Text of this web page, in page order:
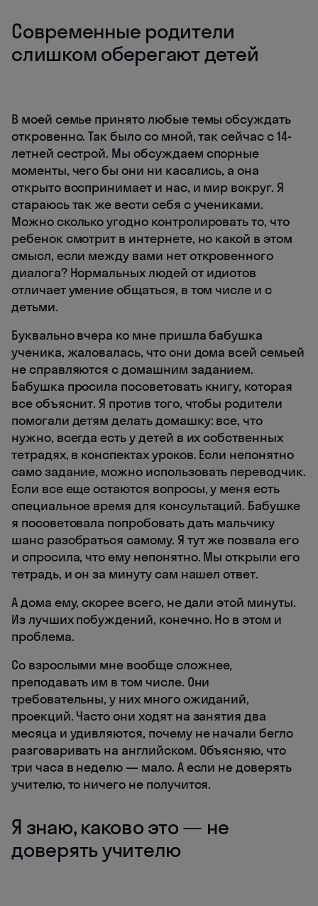
Современные родители
слишком оберегают детей
В моей семье принято любые темы обсуждать
откровенно. Так было со мной, так сейчас с 14-
летней сестрой. Мы обсуждаем спорные
моменты, чего бы они ни касались, а она
открыто воспринимает и нас, и мир вокруг. Я
стараюсь так же вести себя с учениками.
Можно сколько угодно контролировать то, что
ребенок смотрит в интернете, но какой в этом
смысл, если между вами нет откровенного
диалога? Нормальных людей от идиотов
отличает умение общаться, в том числе и с
детьми.
Буквально вчера ко мне пришла бабушка
ученика, жаловалась, что они дома всей семьей
не справляются с домашним заданием.
Бабушка просила посоветовать книгу, которая
все объяснит. Я против того, чтобы родители
помогали детям делать домашку: все, что
нужно, всегда есть у детей в их собственных
тетрадях, в конспектах уроков. Если непонятно
само задание, можно использовать переводчик.
Если все еще остаются вопросы, у меня есть
специальное время для консультаций. Бабушке
я посоветовала попробовать дать мальчику
шанс разобраться самому. Я тут же позвала его
и спросила, что ему непонятно. Мы открыли его
тетрадь, и он за минуту сам нашел ответ.
А дома ему, скорее всего, не дали этой минуты.
Из лучших побуждений, конечно. Но в этом и
проблема.
Со взрослыми мне вообще сложнее,
преподавать им в том числе. Они
требовательны, у них много ожиданий,
проекций. Часто они ходят на занятия два
месяца и удивляются, почему не начали бегло
разговаривать на английском. Объясняю, что
три часа в неделю — мало. А если не доверять
учителю, то ничего не получится.
Я знаю, каково это — не
доверять учителю